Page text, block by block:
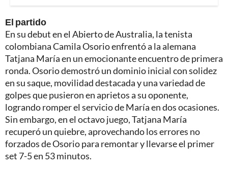
El partido
En su debut en el Abierto de Australia, la tenista
colombiana Camila Osorio enfrentó a la alemana
Tatjana María en un emocionante encuentro de primera
ronda. Osorio demostró un dominio inicial con solidez
en su saque, movilidad destacada y una variedad de
golpes que pusieron en aprietos a su oponente,
logrando romper el servicio de María en dos ocasiones.
Sin embargo, en el octavo juego, Tatjana María
recuperó un quiebre, aprovechando los errores no
forzados de Osorio para remontar y llevarse el primer
set 7-5 en 53 minutos.